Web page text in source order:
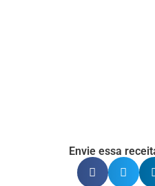
Envie essa